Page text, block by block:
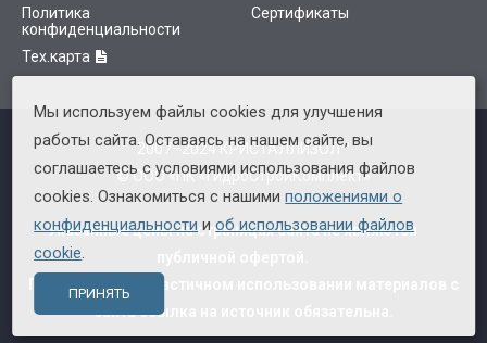
Политика
конфиденциальности
Тех.карта
Сертификаты
2007–2024 КРИСТАЛЛИЗОЛ™
© ООО «ПК «ГидроСтройКомплект»
Указанные цены на страницах сайта не являются
сайта ссылка на источник обязательна.
Мы используем файлы cookies для улучшения
работы сайта. Оставаясь на нашем сайте, вы
соглашаетесь с условиями использования файлов
cookies. Ознакомиться с нашимиположениями о
конфиденциальности иоб использовании файлов
cookie.
ПРИНЯТЬ